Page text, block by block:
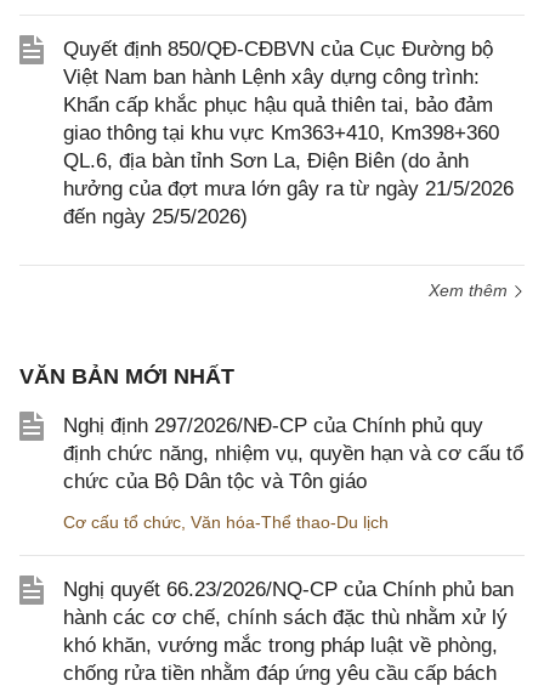
Quyết định 850/QĐ-CĐBVN của Cục Đường bộ
Việt Nam ban hành Lệnh xây dựng công trình:
Khẩn cấp khắc phục hậu quả thiên tai, bảo đảm
giao thông tại khu vực Km363+410, Km398+360
QL.6, địa bàn tỉnh Sơn La, Điện Biên (do ảnh
hưởng của đợt mưa lớn gây ra từ ngày 21/5/2026
đến ngày 25/5/2026)
Xem thêm
VĂN BẢN MỚI NHẤT
Nghị định 297/2026/NĐ-CP của Chính phủ quy
định chức năng, nhiệm vụ, quyền hạn và cơ cấu tổ
chức của Bộ Dân tộc và Tôn giáo
Cơ cấu tổ chức Văn hóa-Thể thao-Du lịch
Nghị quyết 66.23/2026/NQ-CP của Chính phủ ban
hành các cơ chế, chính sách đặc thù nhằm xử lý
khó khăn, vướng mắc trong pháp luật về phòng,
chống rửa tiền nhằm đáp ứng yêu cầu cấp bách